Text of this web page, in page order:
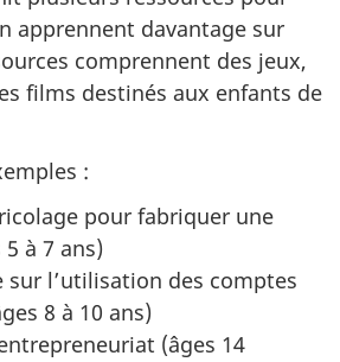
apprennent davantage sur
comprennent des jeux,
films destinés aux enfants de
:
pour fabriquer une
à 7 ans)
sur l’utilisation des comptes
8 à 10 ans)
(âges 14